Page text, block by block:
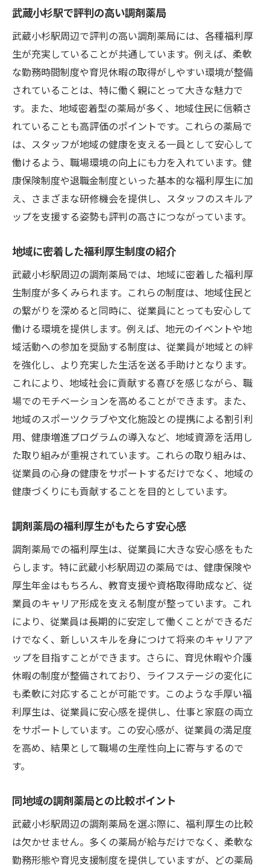
職場で活躍するための福利厚生の使い方
福利厚生を活用してキャリアを充実させる
武蔵小杉駅周辺で働く魅力を高める方法
福利厚生の重要性と武蔵小杉での最適な職場探
し
福利厚生がもたらす仕事の安定性
武蔵小杉での職場選びにおける福利厚生の
役割
理想の職場を見つけるための福利厚生の考
え方
福利厚生が生活の質に与える影響
企業
職場選びの際に考慮すべき福利厚生
調剤薬局での福利厚生がキャリアに与える影響
福利厚生がキャリア形成に及ぼす効果
調剤薬局の福利厚生で得られるスキルアッ
プ
福利厚生を活用したキャリアパスの例
長期的なキャリアプランにおける福利厚生
の重要性
武蔵小杉の調剤薬局でのキャリア構築
福利厚生がもたらす職場の安定感
武蔵小杉駅近くの職場で充実した福利厚生を探
すには
武蔵小杉周辺の求人情報での福利厚生の確
認方法
魅力的な福利厚生を提供する職場のリサー
チ
職場訪問時に確認すべき福利厚生のポイン
ト
働く環境を向上させる福利厚生の探し方
地域特有の福利厚生制度の利点
調剤薬局で働く際に知っておきたい福利厚生の
特徴
調剤薬局の福利厚生の基本知識
資格取得支援や育児制度の具体例
調剤薬局特有の福利厚生の活用法
職場選びの際に求める福利厚生の条件
武蔵小杉で見つける理想の福利厚生を備えた調
剤薬局
武蔵小杉駅で評判の高い調剤薬局
武蔵小杉駅周辺で評判の高い調剤薬局には、各種福利厚
生が充実していることが共通しています。例えば、柔軟
な勤務時間制度や育児休暇の取得がしやすい環境が整備
されていることは、特に働く親にとって大きな魅力で
す。また、地域密着型の薬局が多く、地域住民に信頼さ
れていることも高評価のポイントです。これらの薬局で
は、スタッフが地域の健康を支える一員として安心して
働けるよう、職場環境の向上にも力を入れています。健
康保険制度や退職金制度といった基本的な福利厚生に加
え、さまざまな研修機会を提供し、スタッフのスキルア
ップを支援する姿勢も評判の高さにつながっています。
地域に密着した福利厚生制度の紹介
武蔵小杉駅周辺の調剤薬局では、地域に密着した福利厚
生制度が多くみられます。これらの制度は、地域住民と
の繋がりを深めると同時に、従業員にとっても安心して
働ける環境を提供します。例えば、地元のイベントや地
域活動への参加を奨励する制度は、従業員が地域との絆
を強化し、より充実した生活を送る手助けとなります。
これにより、地域社会に貢献する喜びを感じながら、職
場でのモチベーションを高めることができます。また、
地域のスポーツクラブや文化施設との提携による割引利
用、健康増進プログラムの導入など、地域資源を活用し
た取り組みが重視されています。これらの取り組みは、
従業員の心身の健康をサポートするだけでなく、地域の
健康づくりにも貢献することを目的としています。
調剤薬局の福利厚生がもたらす安心感
調剤薬局での福利厚生は、従業員に大きな安心感をもた
らします。特に武蔵小杉駅周辺の薬局では、健康保険や
厚生年金はもちろん、教育支援や資格取得助成など、従
業員のキャリア形成を支える制度が整っています。これ
により、従業員は長期的に安定して働くことができるだ
けでなく、新しいスキルを身につけて将来のキャリアア
ップを目指すことができます。さらに、育児休暇や介護
休暇の制度が整備されており、ライフステージの変化に
も柔軟に対応することが可能です。このような手厚い福
利厚生は、従業員に安心感を提供し、仕事と家庭の両立
をサポートしています。この安心感が、従業員の満足度
を高め、結果として職場の生産性向上に寄与するので
す。
同地域の調剤薬局との比較ポイント
武蔵小杉駅周辺の調剤薬局を選ぶ際に、福利厚生の比較
は欠かせません。多くの薬局が給与だけでなく、柔軟な
勤務形態や育児支援制度を提供していますが、どの薬局